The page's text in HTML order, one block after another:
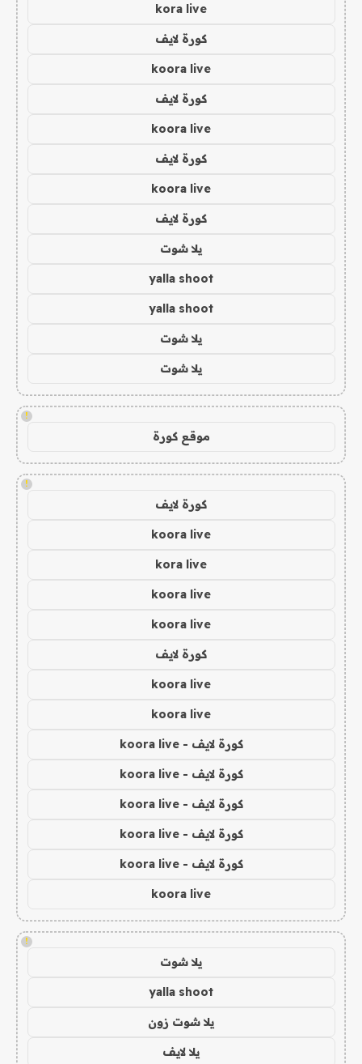
kora live
كورة لايف
koora live
كورة لايف
koora live
كورة لايف
koora live
كورة لايف
يلا شوت
yalla shoot
yalla shoot
يلا شوت
يلا شوت
!
موقع كورة
!
كورة لايف
koora live
kora live
koora live
koora live
كورة لايف
koora live
koora live
كورة لايف - koora live
كورة لايف - koora live
كورة لايف - koora live
كورة لايف - koora live
كورة لايف - koora live
koora live
!
يلا شوت
yalla shoot
يلا شوت زون
يلا لايف